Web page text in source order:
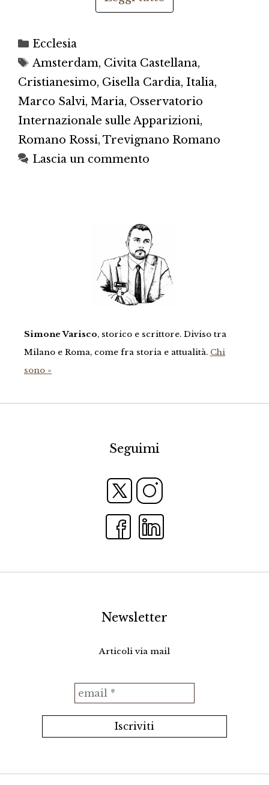
Categorie
Ecclesia
Tag
Amsterdam, Civita Castellana,
Cristianesimo, Gisella Cardia, Italia,
Marco Salvi, Maria, Osservatorio
Internazionale sulle Apparizioni,
Romano Rossi, Trevignano Romano
Lascia un commento
Simone Varisco, storico e scrittore. Diviso tra
Milano e Roma, come fra storia e attualità. Chi
sono »
Seguimi
Newsletter
Articoli via mail